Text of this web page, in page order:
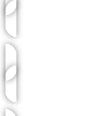
психологи
отзывы